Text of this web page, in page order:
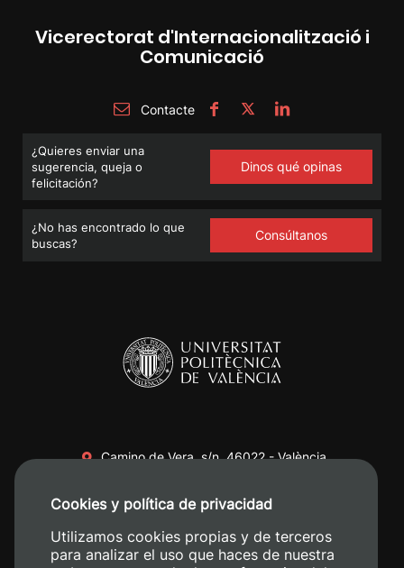
Vicerectorat d'Internacionalització i
Comunicació
Contacte
¿Quieres enviar una
sugerencia, queja o
felicitación?
Dinos qué opinas
¿No has encontrado lo que
buscas?
Consúltanos
Camino de Vera, s/n. 46022 - València
+34 620 04 00 50
Cookies y política de privacidad
Utilizamos cookies propias y de terceros
para analizar el uso que haces de nuestra